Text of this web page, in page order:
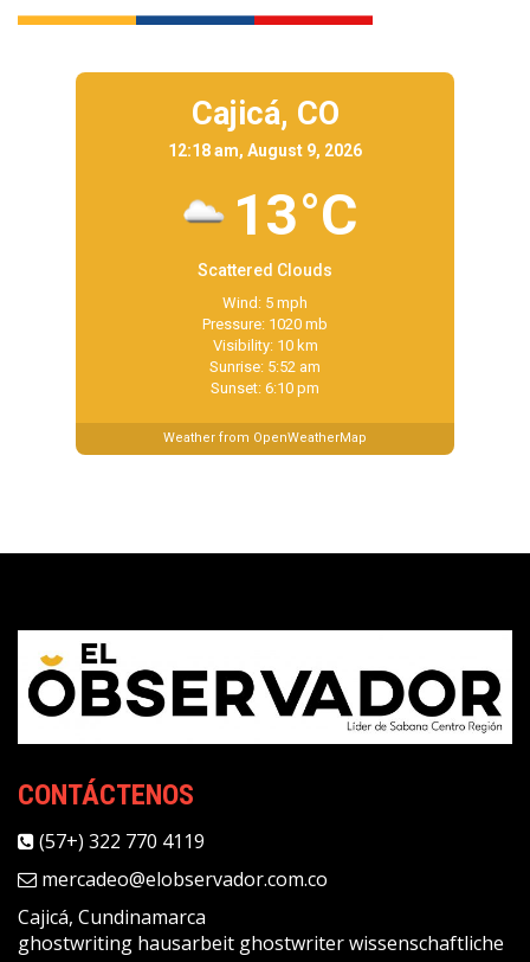
Cajicá, CO
12:18 am, August 9, 2026
13°C
Scattered Clouds
Wind: 5 mph
Pressure: 1020 mb
Visibility: 10 km
Sunrise: 5:52 am
Sunset: 6:10 pm
Weather from OpenWeatherMap
CONTÁCTENOS
(57+) 322 770 4119
mercadeo@elobservador.com.co
Cajicá, Cundinamarca
ghostwriting hausarbeit ghostwriterwissenschaftliche